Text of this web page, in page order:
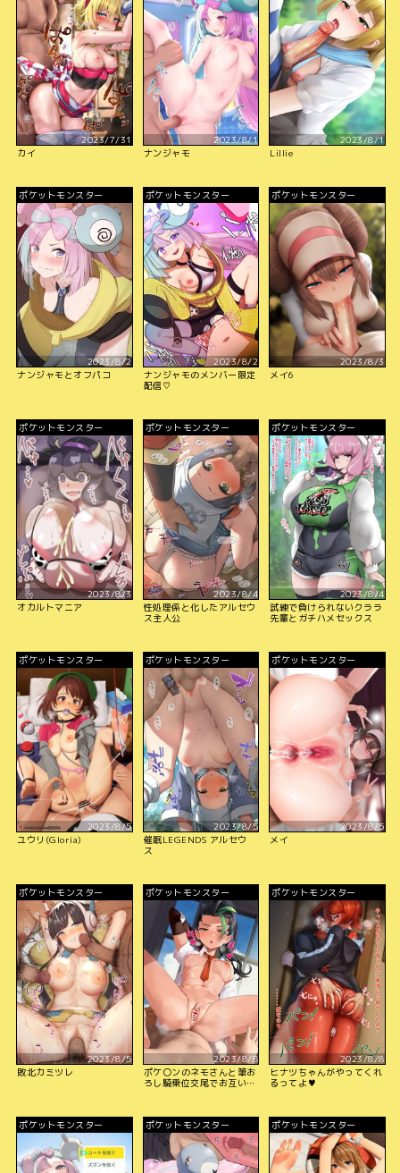
2023/7/31
カイ
2023/8/1
ナンジャモ
2023/8/1
Lillie
ポケットモンスター
2023/8/2
ナンジャモとオフパコ
ポケットモンスター
2023/8/2
ナンジャモのメンバー限定
配信♡
ポケットモンスター
2023/8/3
メイ6
ポケットモンスター
2023/8/3
オカルトマニア
ポケットモンスター
2023/8/4
性処理係と化したアルセウ
ス主人公
ポケットモンスター
2023/8/4
試練で負けられないクララ
先輩とガチハメセックス
ポケットモンスター
2023/8/5
ユウリ(Gloria)
ポケットモンスター
2023/8/5
催眠LEGENDS アルセウ
ス
ポケットモンスター
2023/8/5
メイ
ポケットモンスター
2023/8/5
敗北カミツレ
ポケットモンスター
2023/8/8
ポケ〇ンのネモさんと筆お
ろし騎乗位交尾でお互い何
ポケットモンスター
2023/8/8
ヒナツちゃんがやってくれ
るってよ♥
ポケットモンスター ポケットモンスター ポケットモンスター